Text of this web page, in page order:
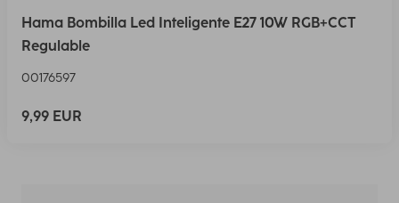
Hama Bombilla Led Inteligente E27 10W RGB+CCT
Regulable
00176597
9,99 EUR